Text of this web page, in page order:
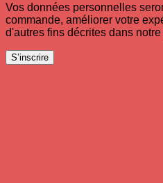
Vos données personnelles
commande, améliorer votre
d'autres fins décrites dans
S’inscrire